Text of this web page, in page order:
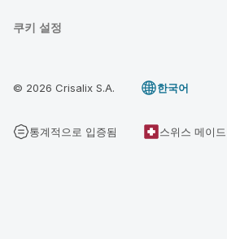
쿠키 설정
© 2026 Crisalix S.A. 한국어
통계적으로 입증됨 스위스 메이드